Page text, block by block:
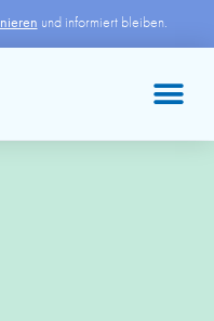
und informiert bleiben.